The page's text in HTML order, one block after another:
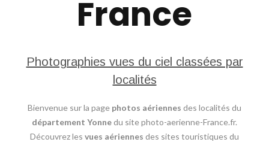
France
Photographies vues du ciel classées par
localités
Bienvenue sur la page photos aériennes des localités du
département Yonnedu site photo-aerienne-France.fr.
Découvrez les vues aériennes des sites touristiques du